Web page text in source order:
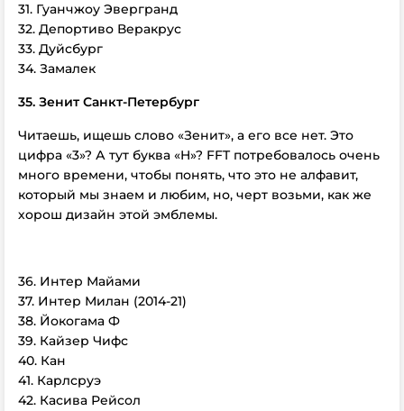
31. Гуанчжоу Эвергранд
32. Депортиво Веракрус
33. Дуйсбург
34. Замалек
35. Зенит Санкт-Петербург
Читаешь, ищешь слово «Зенит», а его все нет. Это
цифра «3»? А тут буква «H»? FFT потребовалось очень
много времени, чтобы понять, что это не алфавит,
который мы знаем и любим, но, черт возьми, как же
хорош дизайн этой эмблемы.
36. Интер Майами
37. Интер Милан (2014-21)
38. Йокогама Ф
39. Кайзер Чифс
40. Кан
41. Карлсруэ
42. Касива Рейсол